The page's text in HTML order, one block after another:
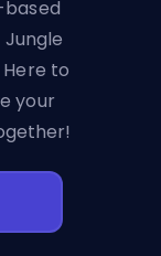
based
to
your